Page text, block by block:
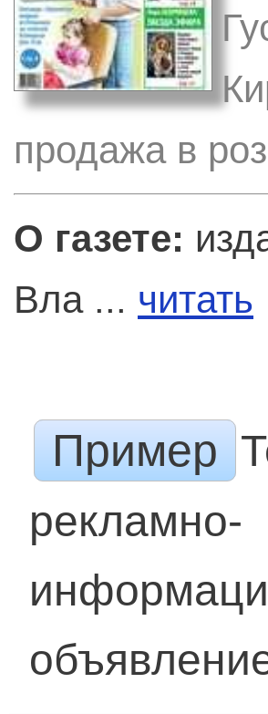
продажа в
О газете:
Вла ... читать
Пример
рекламно-